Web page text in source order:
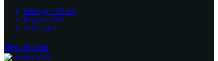
Mileage: 730 km
Engine: 1800
Year: 2023
New Arrival